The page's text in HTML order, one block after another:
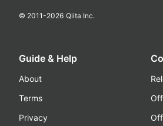
© 2011-2026 Qiita Inc.
Guide & Help
About
Terms
Privacy